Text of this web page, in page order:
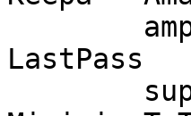
LastPass